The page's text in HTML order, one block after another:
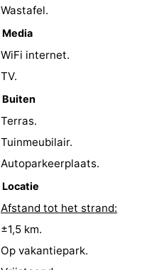
Wastafel.
Media
WiFi internet.
TV.
Buiten
Terras.
Tuinmeubilair.
Autoparkeerplaats.
Locatie
Afstand tot het strand:
±1,5 km.
Op vakantiepark.